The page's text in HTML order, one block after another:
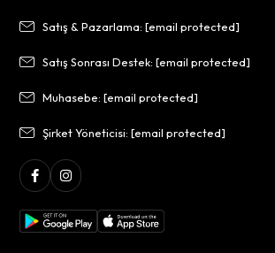
Satış & Pazarlama:[email protected]
Satış Sonrası Destek:[email protected]
Muhasebe:[email protected]
Şirket Yöneticisi:[email protected]